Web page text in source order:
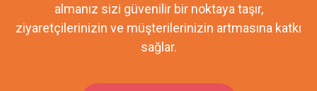
almanız sizi güvenilir bir noktaya taşır,
ziyaretçilerinizin ve müşterilerinizin artmasına katkı
sağlar.